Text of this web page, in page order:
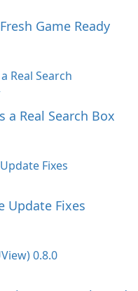
Game Ready
a Real Search Box
Update Fixes